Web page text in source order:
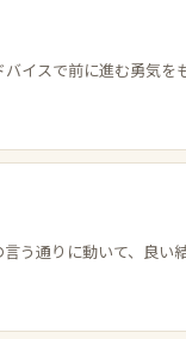
イスで前に進む勇気
う通りに動いて、良い